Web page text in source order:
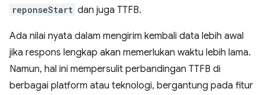
reponseStart dan juga TTFB.
Ada nilai nyata dalam mengirim kembali data lebih awal
jika respons lengkap akan memerlukan waktu lebih lama.
Namun, hal ini mempersulit perbandingan TTFB di
berbagai platform atau teknologi, bergantung pada fitur